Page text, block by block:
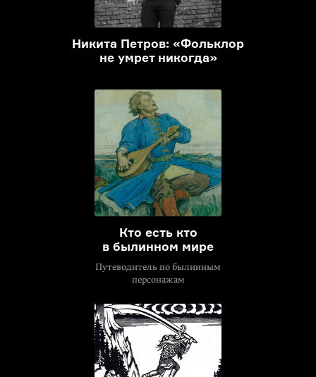
Никита Петров: «Фольклор
не умрет никогда»
Кто есть кто
в былинном мире
Путеводитель по былинным
персонажам